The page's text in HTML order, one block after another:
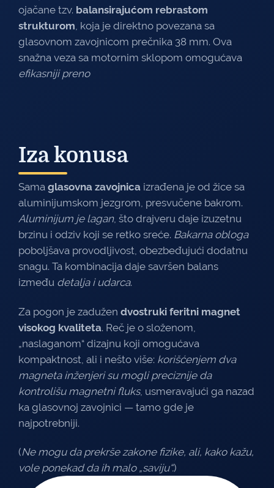
ojačane tzv. balansirajućom rebrastom
strukturom, koja je direktno povezana sa
glasovnom zavojnicom prečnika 38 mm. Ova
snažna veza sa motornim sklopom omogućava
efikasniji preno
Iza konusa
Sama glasovna zavojnica izrađena je od žice sa
aluminijumskom jezgrom, presvučene bakrom.
Aluminijum je lagan, što drajveru daje izuzetnu
brzinu i odziv koji se retko sreće. Bakarna obloga
poboljšava provodljivost, obezbeđujući dodatnu
snagu. Ta kombinacija daje savršen balans
između detalja i udarca.
Za pogon je zadužen dvostruki feritni magnet
visokog kvaliteta. Reč je o složenom,
„naslaganom“ dizajnu koji omogućava
kompaktnost, ali i nešto više: korišćenjem dva
magneta inženjeri su mogli preciznije da
kontrolišu magnetni fluks, usmeravajući ga nazad
ka glasovnoj zavojnici — tamo gde je
najpotrebniji.
(Ne mogu da prekrše zakone fizike, ali, kako kažu,
vole ponekad da ih malo „saviju“.)